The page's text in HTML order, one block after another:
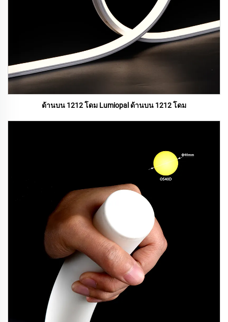
ด้านบน 1212 โดม Lumiopal ด้านบน 1212 โดม